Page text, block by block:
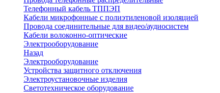
Телефонный кабель ТППЭП
Кабели микрофонные с полиэтиленовой изоляцией
Провода соединительные для видео/аудиосистем
Кабели волоконно-оптические
Электрооборудование
Назад
Электрооборудование
Устройства защитного отключения
Электроустановочные изделия
Светотехническое оборудование